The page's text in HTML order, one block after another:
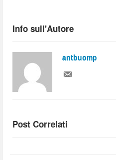
Info sull'Autore
antbuomp
Post Correlati